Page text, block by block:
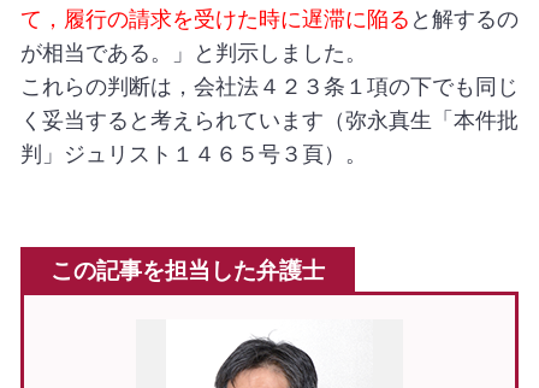
て，履行の請求を受けた時に遅滞に陥る と解するの
が相当である。」と判示しました。
これらの判断は，会社法４２３条１項の下でも同じ
く妥当すると考えられています（弥永真生「本件批
判」ジュリスト１４６５号３頁）。
この記事を担当した弁護士